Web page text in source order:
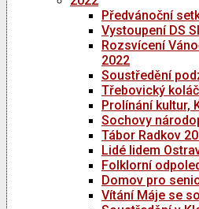
Předvánoční
Vystoupení DS
Rozsvícení
2022
Soustředění
Třebovický
Prolínání kultur,
Sochovy
Tábor Radkov
Lidé lidem
Folklorní
Domov pro
Vítání Máje se